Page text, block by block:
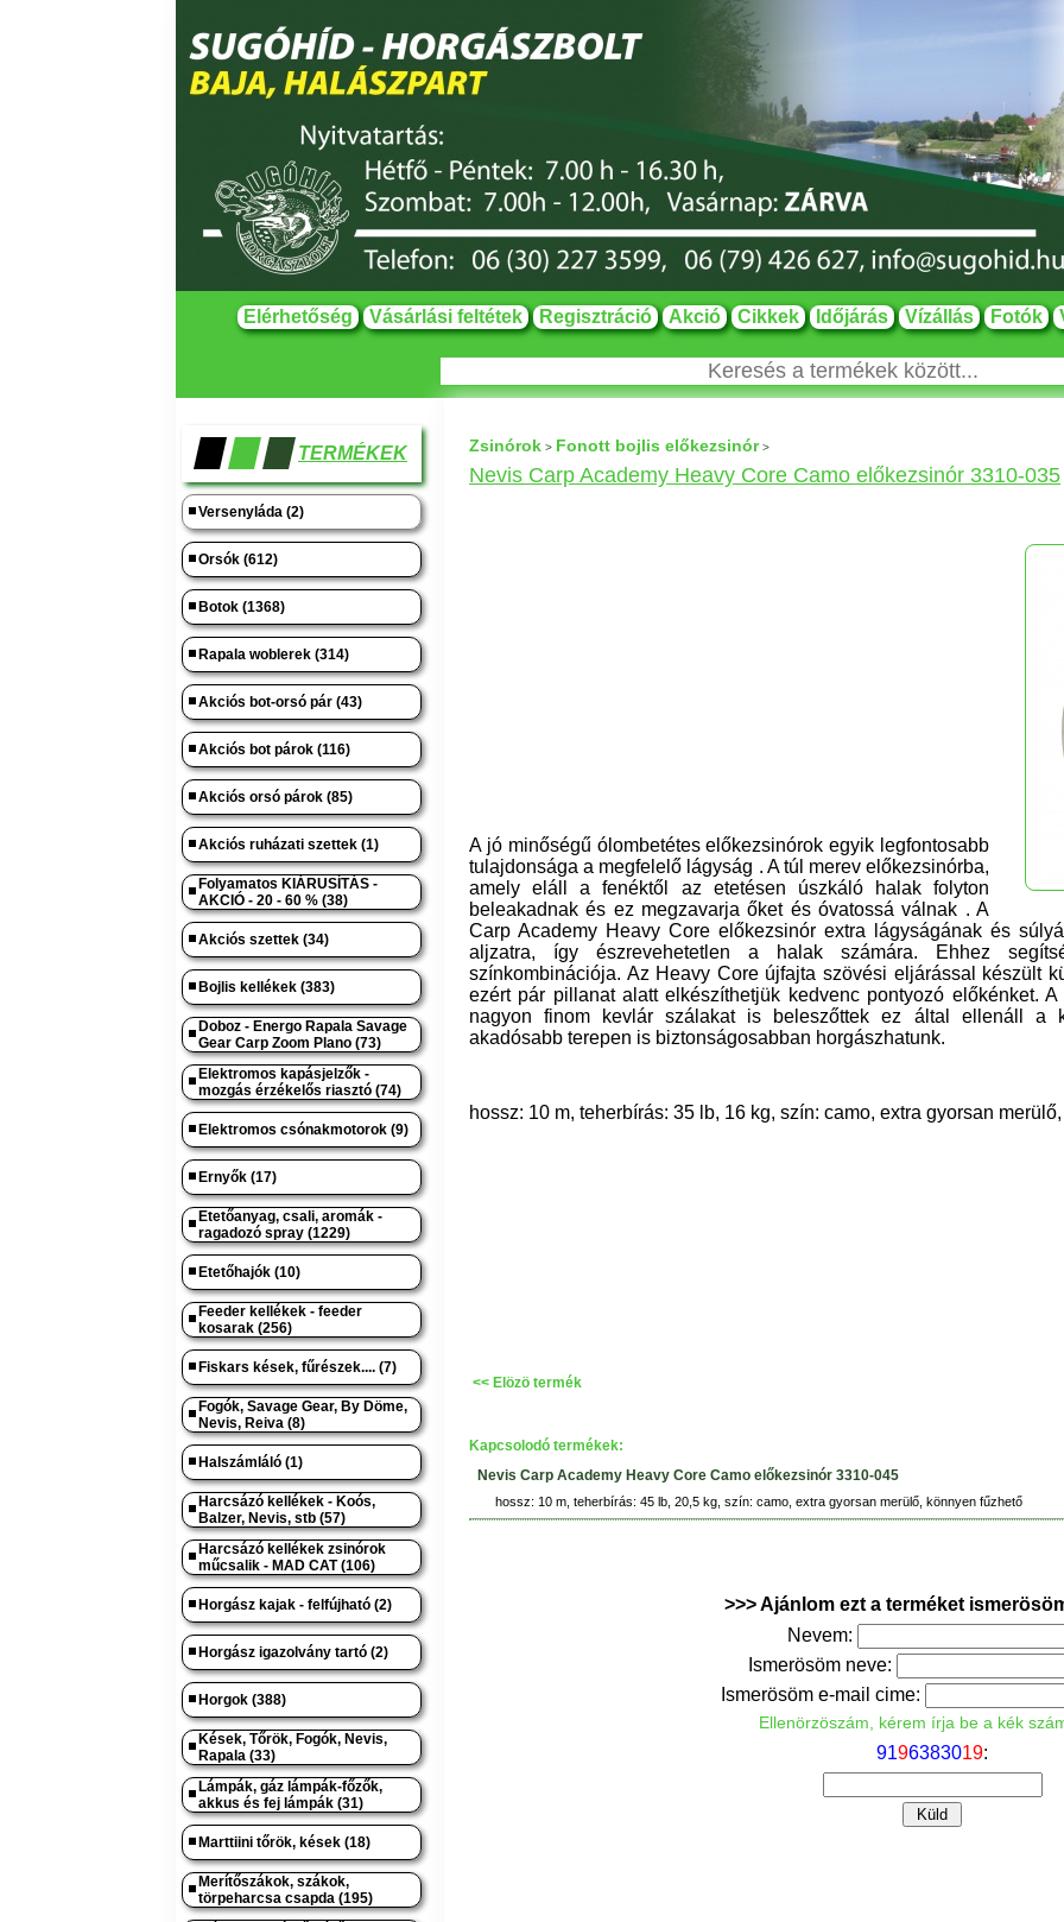
Elérhetőség Vásárlási feltétek Regisztráció Akció Cikkek Időjárás Vízállás Fotók
TERMÉKEK
Versenyláda (2)
Orsók (612)
Botok (1368)
Rapala woblerek (314)
Akciós bot-orsó pár (43)
Akciós bot párok (116)
Akciós orsó párok (85)
Akciós ruházati szettek (1)
Folyamatos KIÁRUSÍTÁS -
AKCIÓ - 20 - 60 % (38)
Akciós szettek (34)
Bojlis kellékek (383)
Doboz - Energo Rapala Savage
Gear Carp Zoom Plano (73)
Elektromos kapásjelzők -
mozgás érzékelős riasztó (74)
Elektromos csónakmotorok (9)
Ernyők (17)
Etetőanyag, csali, aromák -
ragadozó spray (1229)
Etetőhajók (10)
Feeder kellékek - feeder
kosarak (256)
Fiskars kések, fűrészek.... (7)
Fogók, Savage Gear, By Döme,
Nevis, Reiva (8)
Halszámláló (1)
Harcsázó kellékek - Koós,
Balzer, Nevis, stb (57)
Harcsázó kellékek zsinórok
műcsalik - MAD CAT (106)
Horgász kajak - felfújható (2)
Horgász igazolvány tartó (2)
Horgok (388)
Kések, Tőrök, Fogók, Nevis,
Rapala (33)
Lámpák, gáz lámpák-főzők,
akkus és fej lámpák (31)
Marttiini tőrök, kések (18)
Merítőszákok, szákok,
törpeharcsa csapda (195)
Zsinórok > Fonott bojlis előkezsinór>
Nevis Carp Academy Heavy Core Camo előkezsinór 3310-035
A jó minőségű ólombetétes előkezsinórok egyik legfontosabb
tulajdonsága a megfelelő lágyság . A túl merev előkezsinórba,
amely eláll a fenéktől az etetésen úszkáló halak folyton
beleakadnak és ez megzavarja őket ésóvatossá válnak . A
Carp Academy Heavy Core előkezsinór extra lágyságának és
aljzatra, így észrevehetetlen a halak számára. Ehhez
színkombinációja. Az Heavy Core újfajta szövési eljárással készült
ezért pár pillanat alatt elkészíthetjük kedvenc pontyozó előkénket.
nagyon finom kevlár szálakat is beleszőttek ez által ellenáll a
akadósabb terepen is biztonságosabban horgászhatunk.
hossz: 10 m, teherbírás: 35 lb, 16 kg, szín: camo, extra gyorsan
<< Elözö termék
Kapcsolodó termékek:
Nevis Carp Academy Heavy Core Camo előkezsinór 3310-045
hossz: 10 m, teherbírás: 45 lb, 20,5 kg, szín: camo, extra gyorsan merülő, könnyen fűzhető
>>> Ajánlom ezt a terméket
Nevem:
Ismerösöm neve:
Ismerösöm e-mail cime:
Ellenörzöszám, kérem írja be a kék
9196383019: